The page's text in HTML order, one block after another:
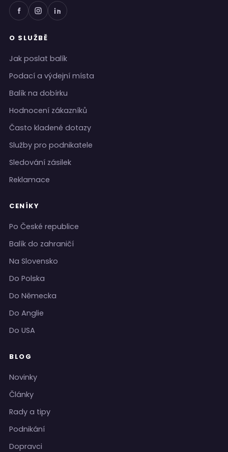
O SLUŽBĚ
Jak poslat balík
Podací a výdejní místa
Balík na dobírku
Hodnocení zákazníků
Často kladené dotazy
Služby pro podnikatele
Sledování zásilek
Reklamace
CENÍKY
Po České republice
Balík do zahraničí
Na Slovensko
Do Polska
Do Německa
Do Anglie
Do USA
BLOG
Novinky
Články
Rady a tipy
Podnikání
Dopravci